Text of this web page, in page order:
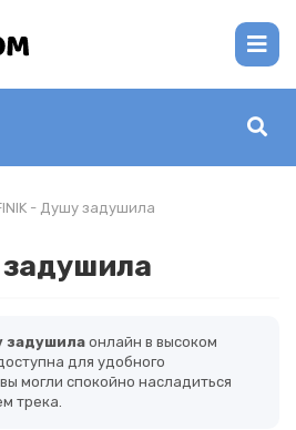
- Душу задушила
задушила онлайн в высоком
для удобного
могли спокойно насладиться
трека.